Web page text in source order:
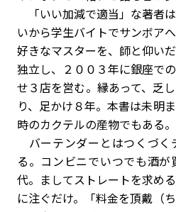
「いい加減で適当」な著者
いから学生バイトでサンボア
好きなマスターを、師と仰い
独立し、２００３年に銀座で
せ３店を営む。縁あって、乏
り、足かけ８年。本書は未明
時のカクテルの産物でもある。
バーテンダーとはつくづく
る。コンビニでいつでも酒
代。ましてストレートを求め
に注ぐだけ。「料金を頂戴（